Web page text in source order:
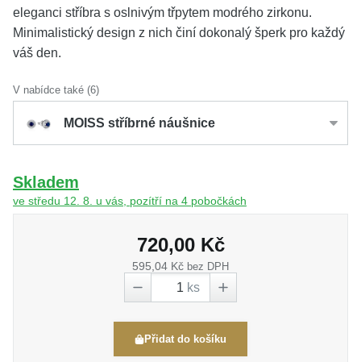
eleganci stříbra s oslnivým třpytem modrého zirkonu.
Minimalistický design z nich činí dokonalý šperk pro každý
váš den.
V nabídce také (6)
MOISS stříbrné náušnice
Skladem
ve středu 12. 8. u vás, pozítří na 4 pobočkách
720,00 Kč
595,04 Kč bez DPH
ks
Přidat do košíku